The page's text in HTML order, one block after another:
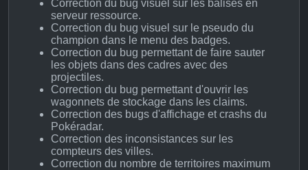
Correction du bug visuel sur les balises en
serveur ressource.
Correction du bug visuel sur le pseudo du
champion dans le menu des badges.
Correction du bug permettant de faire sauter
les objets dans des cadres avec des
projectiles.
Correction du bug permettant d'ouvrir les
wagonnets de stockage dans les claims.
Correction des bugs d'affichage et crashs du
Pokéradar.
Correction des inconsistances sur les
compteurs des villes.
Correction du nombre de territoires maximum